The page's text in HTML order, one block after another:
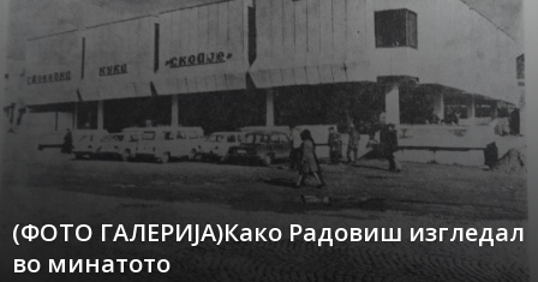
(ФОТО ГАЛЕРИЈА)Како Радовиш изгледал
во минатото